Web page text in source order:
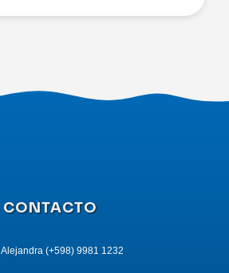
CONTACTO
Alejandra (+598) 9981 1232